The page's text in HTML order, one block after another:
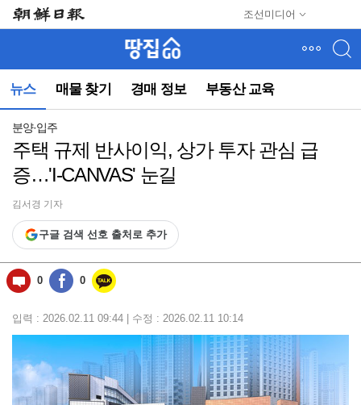
조선미디어
뉴스 매물 찾기 경매 정보 부동산 교육
뉴
(컨
동)
분양·입주
주택 규제 반사이익, 상가 투자 관심 급
증…'I-CANVAS' 눈길
김서경 기자
구글 검색 선호 출처로 추가
0 0
입력 : 2026.02.11 09:44 | 수정 : 2026.02.11 10:14